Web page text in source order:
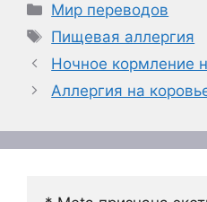
Рубрики
Мир переводов
Метки
Пищевая аллергия
Ночное кормление
Аллергия на